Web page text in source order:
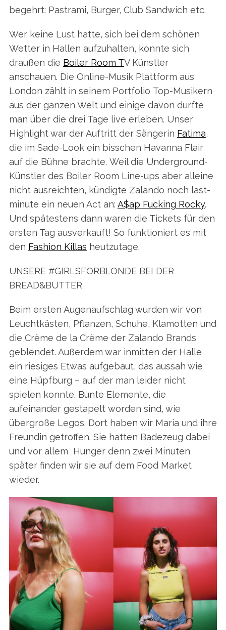
begehrt: Pastrami, Burger, Club Sandwich etc.
Wer keine Lust hatte, sich bei dem schönen
Wetter in Hallen aufzuhalten, konnte sich
draußen die Boiler Room TV Künstler
anschauen. Die Online-Musik Plattform aus
London zählt in seinem Portfolio Top-Musikern
aus der ganzen Welt und einige davon durfte
man über die drei Tage live erleben. Unser
Highlight war der Auftritt der Sängerin Fatima,
die im Sade-Look ein bisschen Havanna Flair
auf die Bühne brachte. Weil die Underground-
Künstler des Boiler Room Line-ups aber alleine
nicht ausreichten, kündigte Zalando noch last-
minute ein neuen Act an: A$ap Fucking Rocky.
Und spätestens dann waren die Tickets für den
ersten Tag ausverkauft! So funktioniert es mit
den Fashion Killas heutzutage.
UNSERE #GIRLSFORBLONDE BEI DER
BREAD&BUTTER
Beim ersten Augenaufschlag wurden wir von
Leuchtkästen, Pflanzen, Schuhe, Klamotten und
die Crème de la Crème der Zalando Brands
geblendet. Außerdem war inmitten der Halle
ein riesiges Etwas aufgebaut, das aussah wie
eine Hüpfburg – auf der man leider nicht
spielen konnte. Bunte Elemente, die
aufeinander gestapelt worden sind, wie
übergroße Legos. Dort haben wir Maria und ihre
Freundin getroffen. Sie hatten Badezeug dabei
und vor allem Hunger denn zwei Minuten
später finden wir sie auf dem Food Market
wieder.